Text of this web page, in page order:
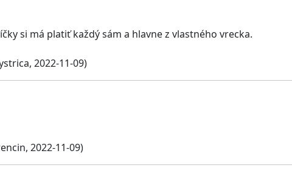
si má platiť každý sám a hlavne z vlastného vrecka.
2022-11-09)
2022-11-09)